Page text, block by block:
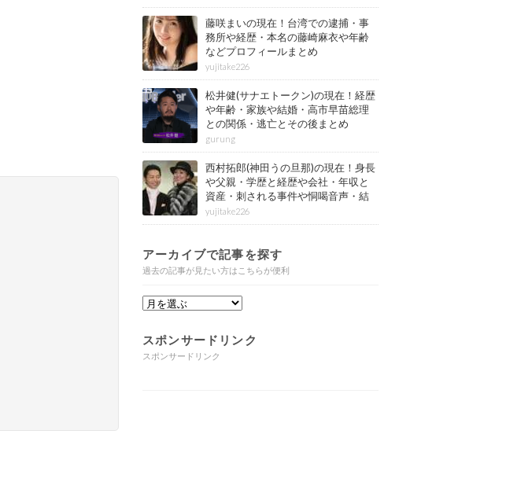
藤咲まいの現在！台湾での逮捕・事
務所や経歴・本名の藤崎麻衣や年齢
などプロフィールまとめ
yujitake226
松井健(サナエトークン)の現在！経歴
や年齢・家族や結婚・高市早苗総理
との関係・逃亡とその後まとめ
gurung
西村拓郎(神田うの旦那)の現在！身長
や父親・学歴と経歴や会社・年収と
資産・刺される事件や恫喝音声・結
婚と子供や自宅・脳梗塞の病気もま
とめ
yujitake226
アーカイブで記事を探す
過去の記事が見たい方はこちらが便利
スポンサードリンク
スポンサードリンク